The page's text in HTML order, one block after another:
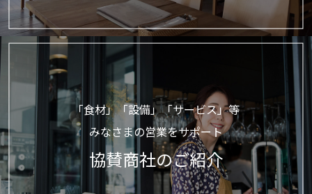
「食材」「設備」「サービス」等
みなさまの営業をサポート
協賛商社のご紹介